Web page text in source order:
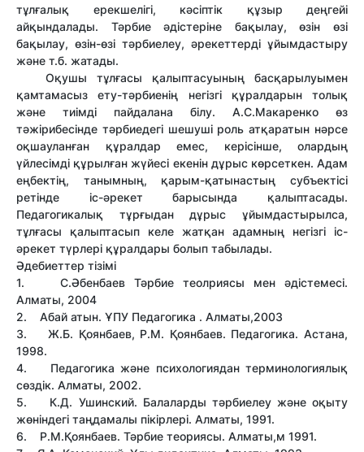
тұлғалық ерекшелігі, кәсіптік құзыр деңгейі
айқындалады. Тәрбие әдістеріне бақылау, өзін өзі
бақылау, өзін-өзі тәрбиелеу, әрекеттерді ұйымдастыру
және т.б. жатады.
Оқушы тұлғасы қалыптасуының басқарылуымен
қамтамасыз ету-тәрбиенің негізгі құралдарын толық
және тиімді пайдалана білу. А.С.Макаренко өз
тәжірибесінде тәрбиедегі шешуші роль атқаратын нәрсе
оқшауланған құралдар емес, керісінше, олардың
үйлесімді құрылған жүйесі екенін дұрыс көрсеткен. Адам
еңбектің, танымның, қарым-қатынастың субъектісі
ретінде іс-әрекет барысында қалыптасады.
Педагогикалық тұрғыдан дұрыс ұйымдастырылса,
тұлғасы қалыптасып келе жатқан адамның негізгі іс-
әрекет түрлері құралдары болып табылады.
Әдебиеттер тізімі
1. С.Әбенбаев Тәрбие теолриясы мен әдістемесі.
Алматы, 2004
2. Абай атын. ҰПУ Педагогика . Алматы,2003
3. Ж.Б. Қоянбаев, Р.М. Қоянбаев. Педагогика. Астана,
1998.
4. Педагогика және психологиядан терминологиялық
сөздік. Алматы, 2002.
5. К.Д. Ушинский. Балаларды тәрбиелеу және оқыту
жөніндегі таңдамалы пікірлері. Алматы, 1991.
6. Р.М.Қоянбаев. Тәрбие теориясы. Алматы,м 1991.